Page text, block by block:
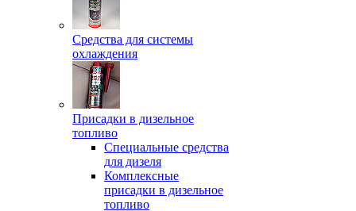
Средства для системы
охлаждения
Присадки в дизельное
топливо
Спeциальные средства
для дизеля
Комплексные
присадки в дизельное
топливо